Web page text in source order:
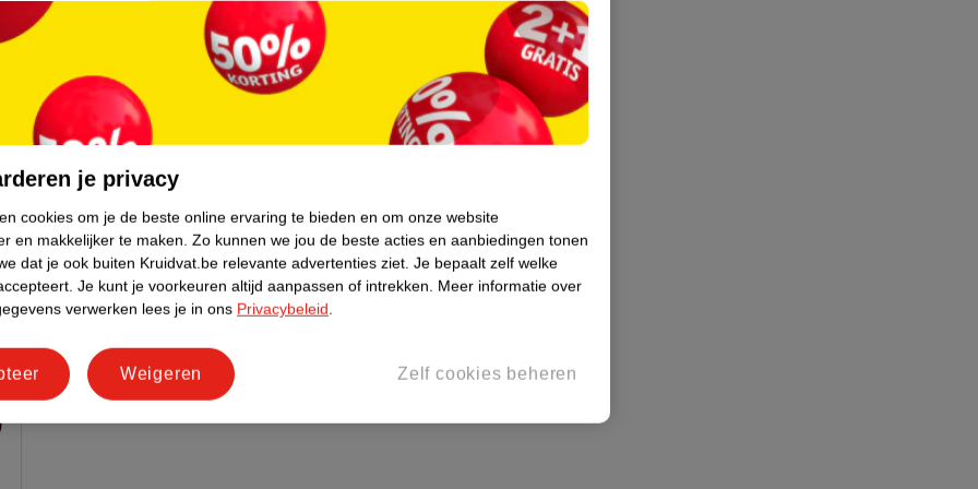
reservoir tussen duim en wijsvinger
neem dan geen risico en gebruik een
het uiteinde vast om afglijden te
toilet, dit kan verstopping veroorzaken.
je privacy
cookies om je de beste online ervaring te bieden en om onze website
en makkelijker te maken. Zo kunnen we jou de beste acties en aanbiedingen tonen
dat je ook buiten Kruidvat.be relevante advertenties ziet. Je bepaalt zelf welke
Je kunt je voorkeuren altijd aanpassen of intrekken. Meer informatie over
verwerken lees je in ons Privacybeleid.
Zelf cookies beheren
Weigeren